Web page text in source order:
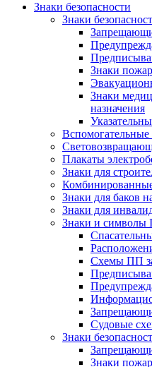
Знаки безопасности
Знаки
Знаки
Знаки
назначения
Вспомогательные
Плакаты
Знаки для
Знаки для баков
Знаки для
Знаки и символы
Схемы ПП
Судовые
Знаки
Знаки